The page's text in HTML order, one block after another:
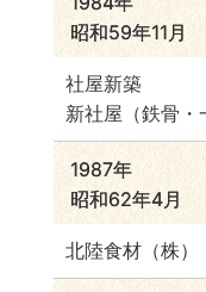
昭和59年11月
社屋新築
新社屋（鉄骨
1987年
昭和62年4月
北陸食材（株）